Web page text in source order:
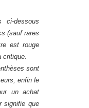
ci-dessous
(sauf rares
est rouge
critique.
sont
enfin le
un achat
signifie que